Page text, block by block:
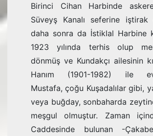
Birinci Cihan Harbinde askere
Süveyş Kanalı seferine
daha sonra da İstiklal Harbine
1923 yılında terhis olup
dönmüş ve Kundakçı ailesinin
Hanım (1901-1982) ile
Mustafa, çoğu Kuşadalılar gibi,
veya buğday, sonbaharda
meşgul olmuştur. Zaman
Caddesinde bulu­nan -